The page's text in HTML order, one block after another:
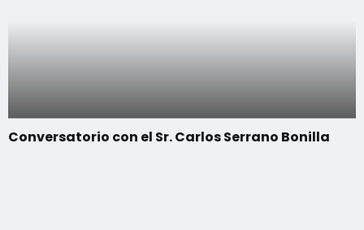
Conversatorio con el Sr. Carlos Serrano Bonilla